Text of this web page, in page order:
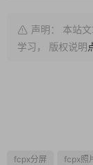
声明： 本站
学习， 版权说明
fcpx分屏 fcpx照